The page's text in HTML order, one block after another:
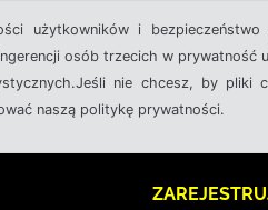
użytkowników i
osób trzecich w
nie chcesz, by pliki
naszą politykę prywatności.